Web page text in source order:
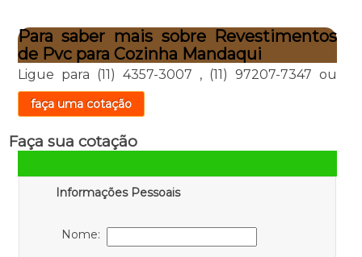
Para saber mais sobre Revestimentos
de Pvc para Cozinha Mandaqui
Ligue para (11) 4357-3007 , (11) 97207-7347 ou
faça uma cotação
Faça sua cotação
Informações Pessoais
Nome: